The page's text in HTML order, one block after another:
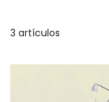
3 artículos